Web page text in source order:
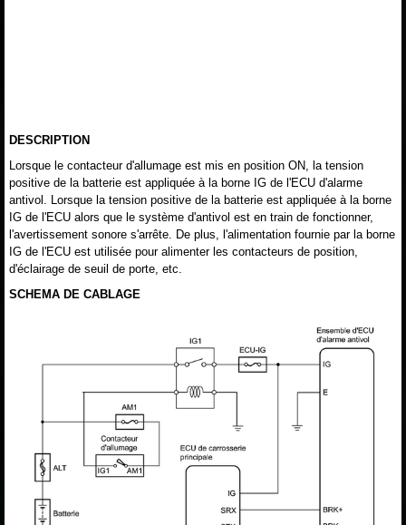
DESCRIPTION
Lorsque le contacteur d'allumage est mis en position ON, la tension
positive de la batterie est appliquée à la borne IG de l'ECU d'alarme
antivol. Lorsque la tension positive de la batterie est appliquée à la borne
IG de l'ECU alors que le système d'antivol est en train de fonctionner,
l'avertissement sonore s'arrête. De plus, l'alimentation fournie par la borne
IG de l'ECU est utilisée pour alimenter les contacteurs de position,
d'éclairage de seuil de porte, etc.
SCHEMA DE CABLAGE